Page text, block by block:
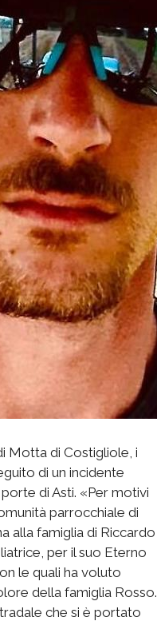
Motta di Costigliole, i
di un incidente
di Asti. «Per motivi
parrocchiale di
alla famiglia di Riccardo
per il suo Eterno
le quali ha voluto
della famiglia Rosso.
che si è portato